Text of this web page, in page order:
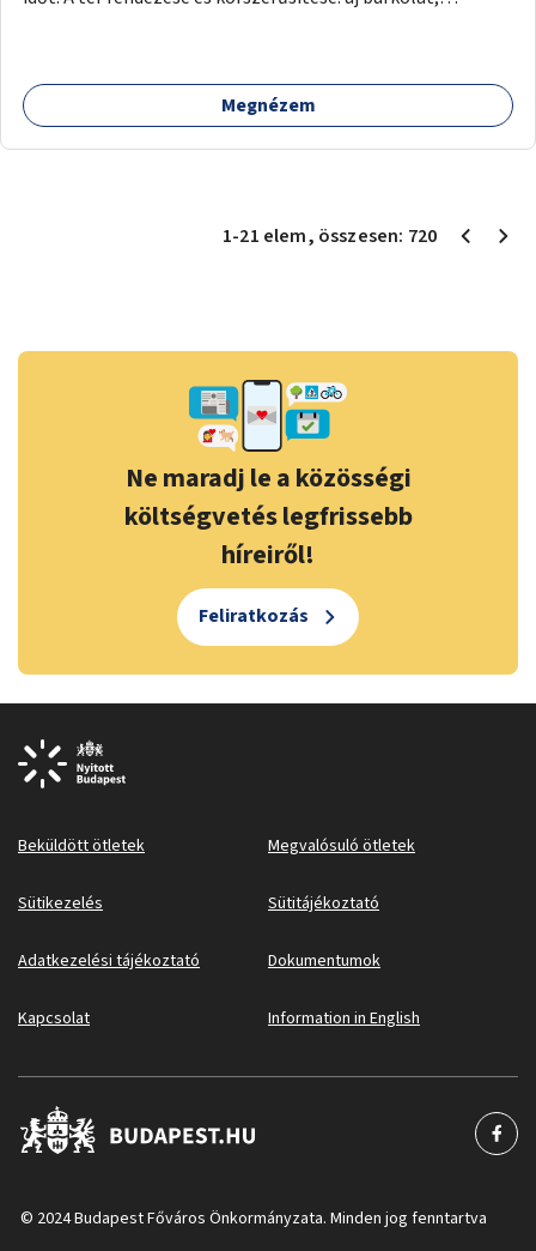
időznek.
Megnézem
1-21 elem, összesen: 720
Ne maradj le a közösségi
költségvetés legfrissebb
híreiről!
Feliratkozás
Beküldött ötletek Megvalósuló ötletek
Sütikezelés Sütitájékoztató
Adatkezelési tájékoztató Dokumentumok
Kapcsolat Information in English
© 2024 Budapest Főváros Önkormányzata. Minden jog fenntartva